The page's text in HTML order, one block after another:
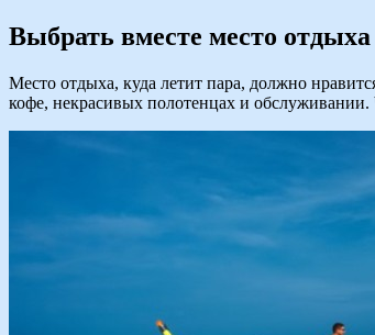
Выбрать вместе место отдыха
Место отдыха, куда летит пара, должно
кофе, некрасивых полотенцах и